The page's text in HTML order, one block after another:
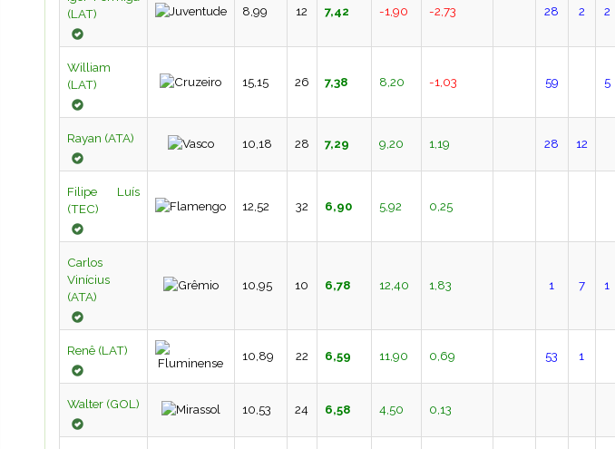
(LAT)
8,99 12 7,42 -1,90 -2,73 28 2 2
William
(LAT)
15,15 26 7,38 8,20 -1,03 59 5
Rayan (ATA) 10,18 28 7,29 9,20 1,19 28 12
Filipe Luís
(TEC)
12,52 32 6,90 5,92 0,25
Carlos
Vinícius
(ATA)
10,95 10 6,78 12,40 1,83 1 7 1
Renê (LAT) 10,89 22 6,59 11,90 0,69 53 1
Walter (GOL) 10,53 24 6,58 4,50 0,13